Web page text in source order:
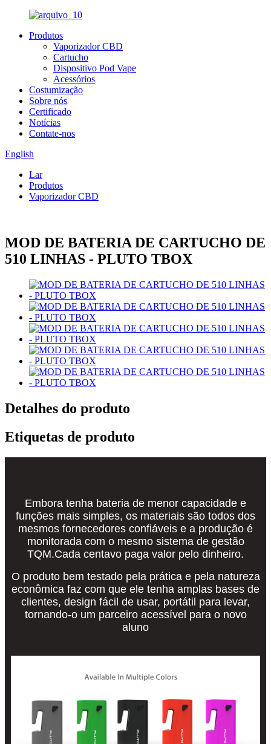
Produtos
Vaporizador CBD
Cartucho
Dispositivo Pod Vape
Acessórios
Costumização
Sobre nós
Certificado
Notícias
Contate-nos
English
Lar
Produtos
Vaporizador CBD
MOD DE BATERIA DE CARTUCHO DE
510 LINHAS - PLUTO TBOX
Detalhes do produto
Etiquetas de produto
Embora tenha bateria de menor capacidade e
funções mais simples, os materiais são todos dos
mesmos fornecedores confiáveis ​​e a produção é
monitorada com o mesmo sistema de gestão
TQM.Cada centavo paga valor pelo dinheiro.
O produto bem testado pela prática e pela natureza
econômica faz com que ele tenha amplas bases de
clientes, design fácil de usar, portátil para levar,
tornando-o um parceiro acessível para o novo
aluno